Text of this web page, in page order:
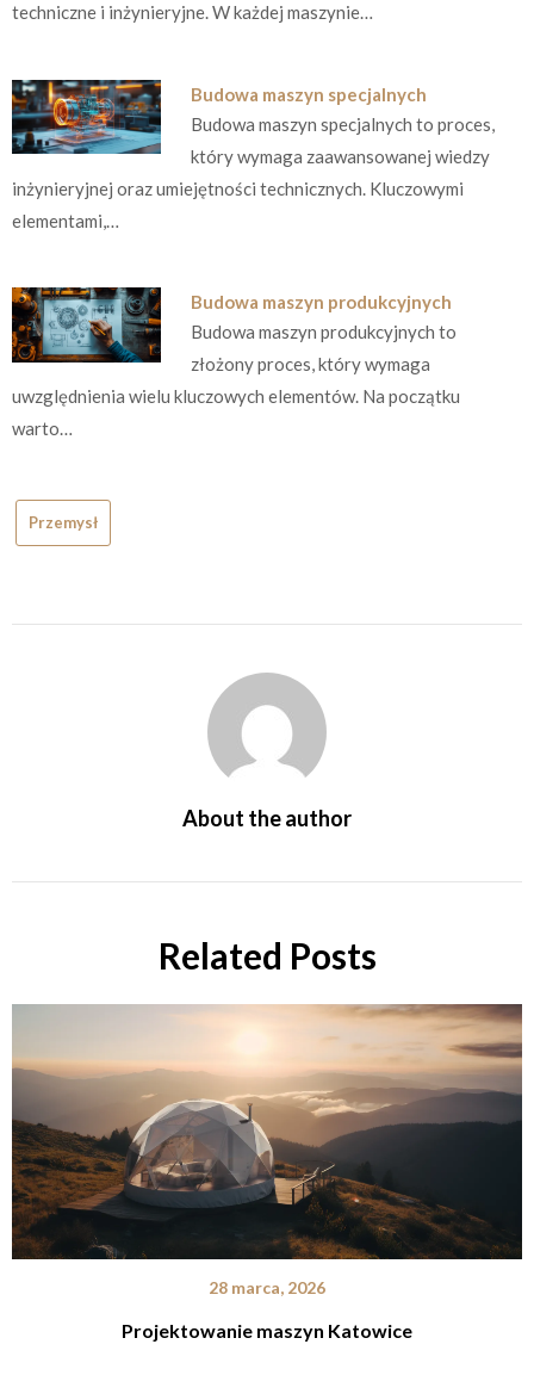
techniczne i inżynieryjne. W każdej maszynie…
Budowa maszyn specjalnych
Budowa maszyn specjalnych to proces,
który wymaga zaawansowanej wiedzy
inżynieryjnej oraz umiejętności technicznych. Kluczowymi
elementami,…
Budowa maszyn produkcyjnych
Budowa maszyn produkcyjnych to
złożony proces, który wymaga
uwzględnienia wielu kluczowych elementów. Na początku
warto…
Przemysł
About the author
Related Posts
28 marca, 2026
Projektowanie maszyn Katowice